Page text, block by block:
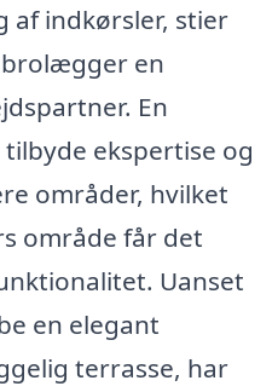
af indkørsler, stier
brolægger en
En
ekspertise og
områder, hvilket
område får det
Uanset
en elegant
terrasse, har